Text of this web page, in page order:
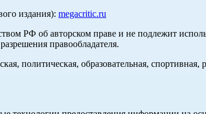
издания): megacritic.ru
РФ об авторском праве и не подлежит
правообладателя.
образовательная, спортивная,